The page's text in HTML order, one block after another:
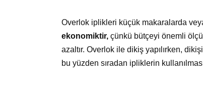
Overlok iplikleri küçük makaralarda
ekonomiktir, çünkü bütçeyi önemli
azaltır. Overlok ile dikiş yapılırken,
bu yüzden sıradan ipliklerin